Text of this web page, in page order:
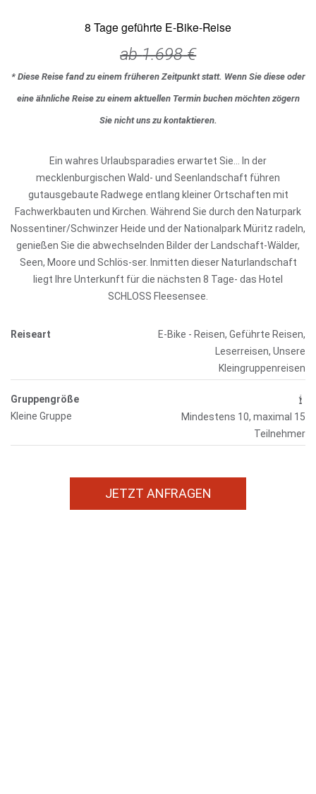
8 Tage geführte E-Bike-Reise
ab1.698 €
* Diese Reise fand zu einem früheren Zeitpunkt statt. Wenn Sie diese oder
eine ähnliche Reise zu einem aktuellen Termin buchen möchten zögern
Sie nicht uns zu kontaktieren.
Ein wahres Urlaubsparadies erwartet Sie… In der
mecklenburgischen Wald- und Seenlandschaft führen
gutausgebaute Radwege entlang kleiner Ortschaften mit
Fachwerkbauten und Kirchen. Während Sie durch den Naturpark
Nossentiner/Schwinzer Heide und der Nationalpark Müritz radeln,
genießen Sie die abwechselnden Bilder der Landschaft-Wälder,
Seen, Moore und Schlös-ser. Inmitten dieser Naturlandschaft
liegt Ihre Unterkunft für die nächsten 8 Tage- das Hotel
SCHLOSS Fleesensee.
Reiseart
E-Bike - Reisen, Geführte Reisen,
Leserreisen, Unsere
Kleingruppenreisen
Gruppengröße
Kleine Gruppe
Mindestens 10, maximal 15
Teilnehmer
JETZT ANFRAGEN